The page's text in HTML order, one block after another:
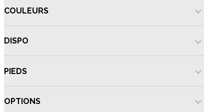
COULEURS
DISPO
PIEDS
OPTIONS